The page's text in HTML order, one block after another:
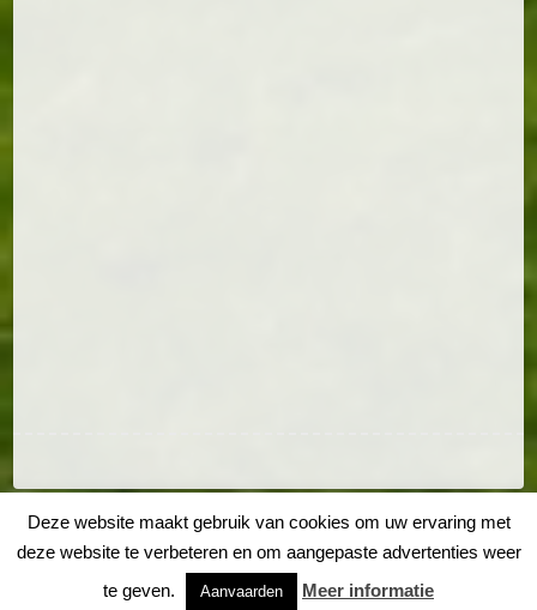
Deze website maakt gebruik van cookies om uw ervaring met
deze website te verbeteren en om aangepaste advertenties weer
te geven.
Aanvaarden Meer informatie